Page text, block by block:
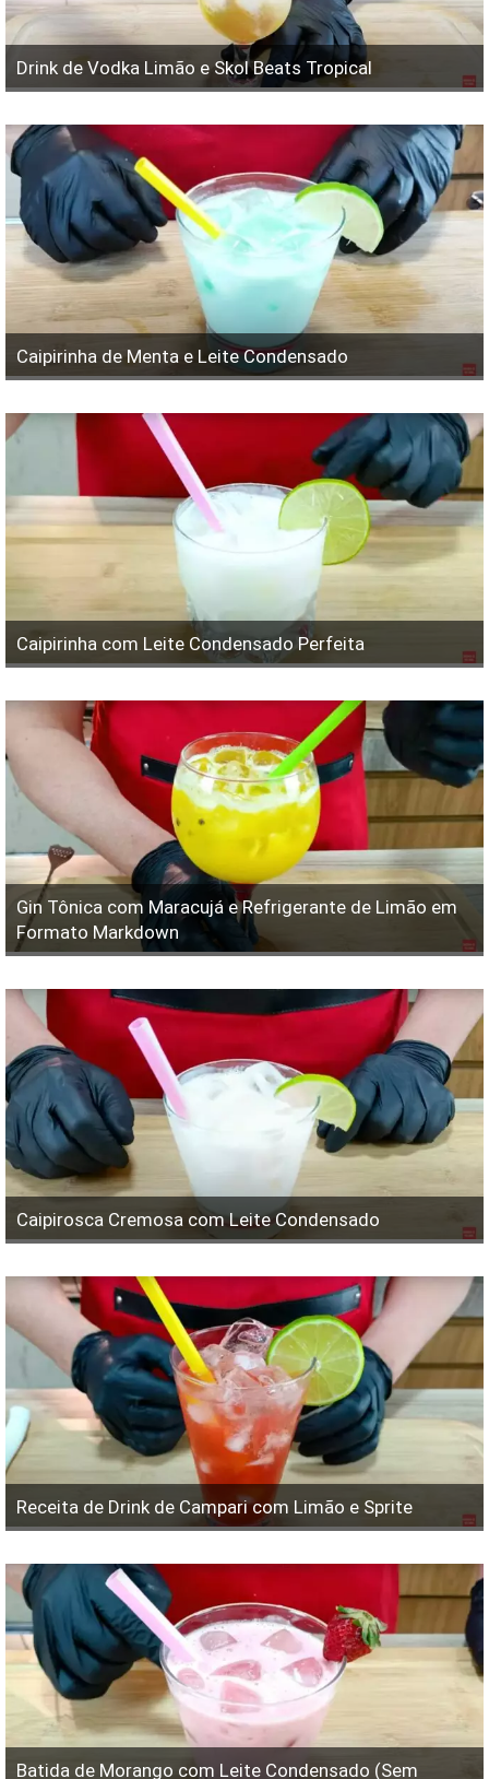
Drink de Vodka Limão e Skol Beats Tropical
Caipirinha de Menta e Leite Condensado
Caipirinha com Leite Condensado Perfeita
Gin Tônica com Maracujá e Refrigerante de Limão em
Formato Markdown
Caipirosca Cremosa com Leite Condensado
Receita de Drink de Campari com Limão e Sprite
Batida de Morango com Leite Condensado (Sem